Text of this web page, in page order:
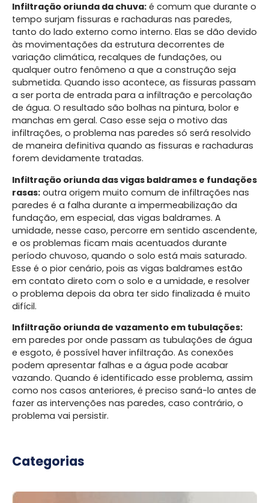
Infiltração oriunda da chuva: é comum que durante o
tempo surjam fissuras e rachaduras nas paredes,
tanto do lado externo como interno. Elas se dão devido
às movimentações da estrutura decorrentes de
variação climática, recalques de fundações, ou
qualquer outro fenômeno a que a construção seja
submetida. Quando isso acontece, as fissuras passam
a ser porta de entrada para a infiltração e percolação
de água. O resultado são bolhas na pintura, bolor e
manchas em geral. Caso esse seja o motivo das
infiltrações, o problema nas paredes só será resolvido
de maneira definitiva quando as fissuras e rachaduras
forem devidamente tratadas.
Infiltração oriunda das vigas baldrames e fundações
rasas: outra origem muito comum de infiltrações nas
paredes é a falha durante a impermeabilização da
fundação, em especial, das vigas baldrames. A
umidade, nesse caso, percorre em sentido ascendente,
e os problemas ficam mais acentuados durante
período chuvoso, quando o solo está mais saturado.
Esse é o pior cenário, pois as vigas baldrames estão
em contato direto com o solo e a umidade, e resolver
o problema depois da obra ter sido finalizada é muito
difícil.
Infiltração oriunda de vazamento em tubulações:
em paredes por onde passam as tubulações de água
e esgoto, é possível haver infiltração. As conexões
podem apresentar falhas e a água pode acabar
vazando. Quando é identificado esse problema, assim
como nos casos anteriores, é preciso saná-lo antes de
fazer as intervenções nas paredes, caso contrário, o
problema vai persistir.
Categorias